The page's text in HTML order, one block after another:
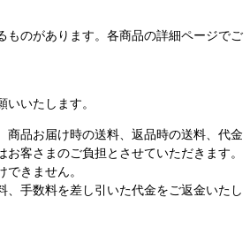
のがあります。各商品の詳細ページでご
いたします。
商品お届け時の送料、返品時の送料、代金
客さまのご負担とさせていただきます。
きません。
手数料を差し引いた代金をご返金いたし